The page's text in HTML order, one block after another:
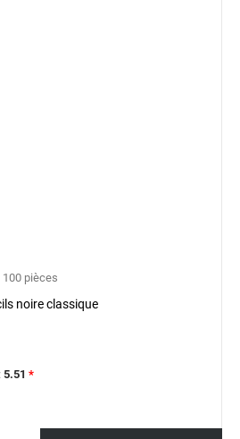
100 pièces
noire classique
5.51 *